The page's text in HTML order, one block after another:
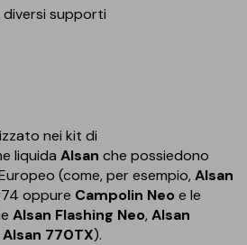
supporti
nei kit di
liquidaAlsanche possiedono
(come, per esempio,Alsan
oppure Campolin Neo e le
Alsan Flashing Neo,Alsan
Alsan 770TX).